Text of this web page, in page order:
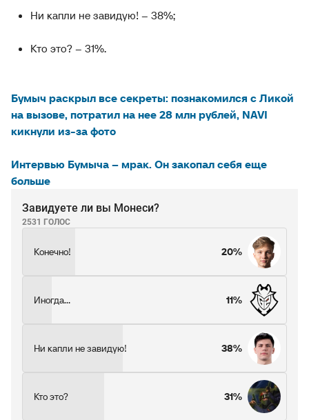
Ни капли не завидую! – 38%;
Кто это? – 31%.
Бумыч раскрыл все секреты: познакомился с Ликой
на вызове, потратил на нее 28 млн рублей, NAVI
кикнули из-за фото
Интервью Бумыча – мрак. Он закопал себя еще
больше
Завидуете ли вы Монеси?
2531 ГОЛОС
Конечно! 20%
Иногда... 11%
Ни капли не завидую! 38%
Кто это? 31%